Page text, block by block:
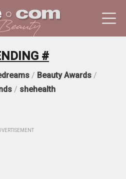
#
/ Beauty Awards /
/ shehealth